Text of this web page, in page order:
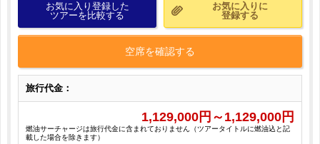
お気に入り登録した
ツアーを比較する
お気に入りに
登録する
空席を確認する
旅行代金：
1,129,000 円～ 1,129,000 円
燃油サーチャージは旅行代金に含まれておりません（ツアータイトルに燃油込と記
載した場合を除きます）